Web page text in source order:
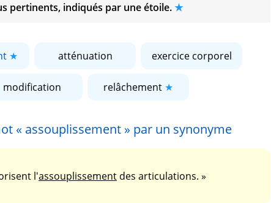
pertinents, indiqués par une étoile.
atténuation exercice corporel
modification relâchement
« assouplissement » par un synonyme
l'assouplissement des articulations. »